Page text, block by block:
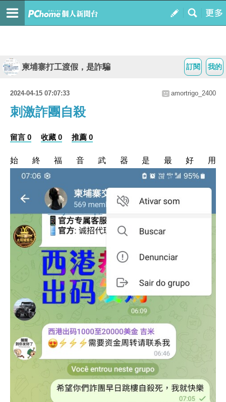
我的
訂閱
柬埔寨打工渡假，是詐騙
2024-04-15 07:07:33 amortrigo_2400
刺激詐團自殺
留言 0 收藏 0 推薦 0
始終福音武器是最好用